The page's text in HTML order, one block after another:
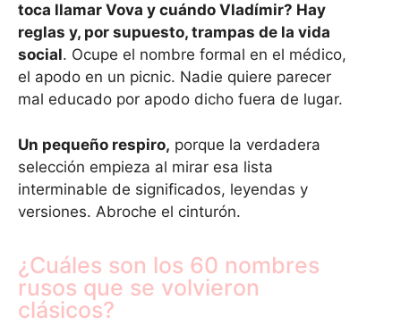
toca llamar Vova y cuándo Vladímir? Hay
reglas y, por supuesto, trampas de la vida
social. Ocupe el nombre formal en el médico,
el apodo en un picnic. Nadie quiere parecer
mal educado por apodo dicho fuera de lugar.
Un pequeño respiro, porque la verdadera
selección empieza al mirar esa lista
interminable de significados, leyendas y
versiones. Abroche el cinturón.
¿Cuáles son los 60 nombres
rusos que se volvieron
clásicos?